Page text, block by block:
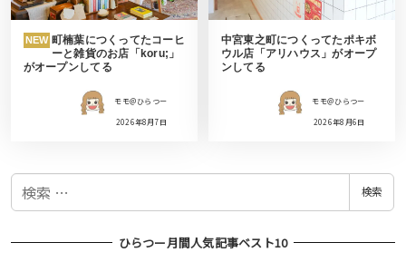
NEW 町楠葉につくってたコーヒ
ーと雑貨のお店「koru;」
がオープンしてる
モモ＠ひらつー
2026年8月7日
中宮東之町につくってたポキボ
ウル店「アリハウス」がオープ
ンしてる
モモ＠ひらつー
2026年8月6日
検
検索
ひらつー月間人気記事ベスト10